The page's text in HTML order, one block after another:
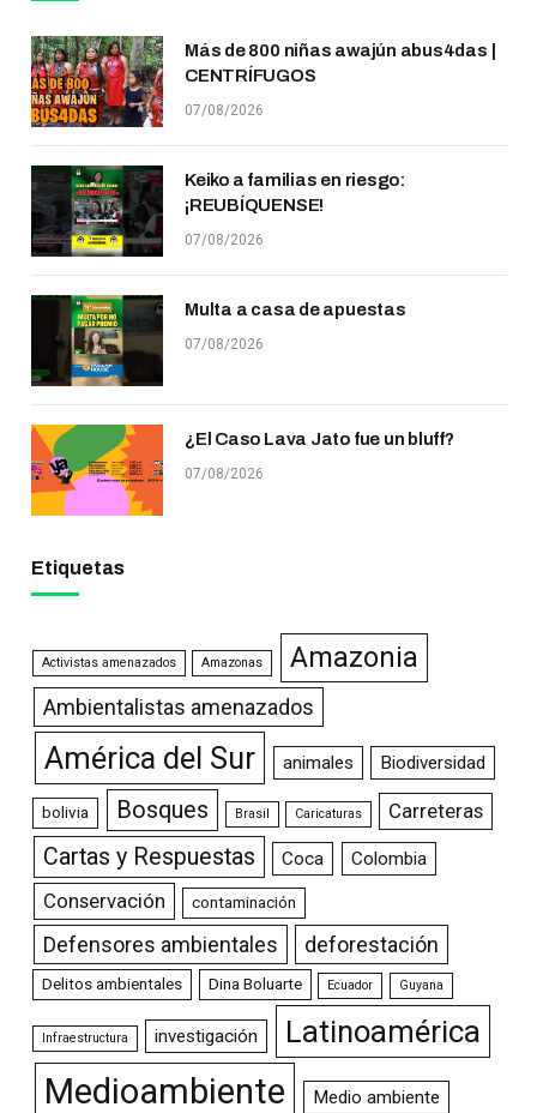
Más de 800 niñas awajún abus4das |
CENTRÍFUGOS
07/08/2026
Keiko a familias en riesgo:
¡REUBÍQUENSE!
07/08/2026
Multa a casa de apuestas
07/08/2026
¿El Caso Lava Jato fue un bluff?
07/08/2026
Etiquetas
Activistas amenazados Amazonas Amazonia
Ambientalistas amenazados
América del Sur animales Biodiversidad
bolivia Bosques Brasil Caricaturas Carreteras
Cartas y Respuestas Coca Colombia
Conservación contaminación
Defensores ambientales deforestación
Delitos ambientales Dina Boluarte Ecuador Guyana
Infraestructura investigación Latinoamérica
Medioambiente Medio ambiente